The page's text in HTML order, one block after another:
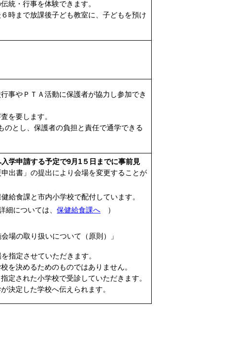
統・行事を体験できます。
時まで放課後子ども教室に、子どもを預け
事やＰＴＡ活動に保護者が協力し参加でき
を要します。
のとし、保護者の負担と責任で通学できる
学申請する予定で9月1５日までに事前見
出書」の提出により会場を変更することが
給食課と市内小学校で配付しています。
については、保健給食課へ ）
場の取り扱いについて（原則）」
指定させていただきます。
を決めるためのものではありません。
定された小学校で受診していただきます。
決定した学校へ伝えられます。